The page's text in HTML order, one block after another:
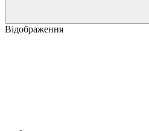
Відображення